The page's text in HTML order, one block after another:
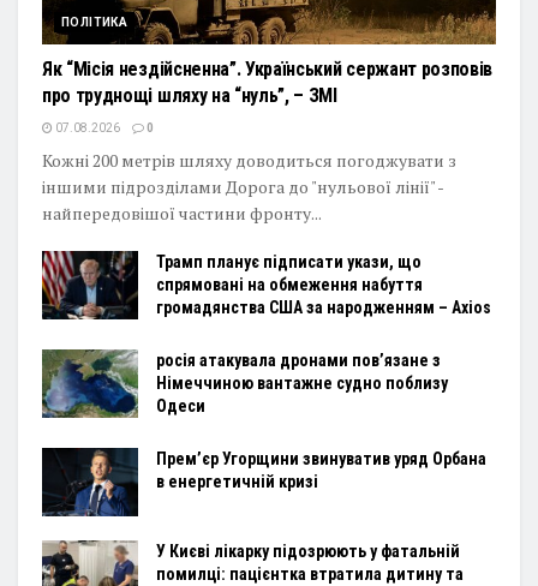
ПОЛІТИКА
Як “Місія нездійсненна”. Український сержант розповів
про труднощі шляху на “нуль”, – ЗМІ
07.08.2026 0
Кожні 200 метрів шляху доводиться погоджувати з
іншими підрозділами Дорога до "нульової лінії" -
найпередовішої частини фронту...
Трамп планує підписати укази, що
спрямовані на обмеження набуття
громадянства США за народженням – Axios
росія атакувала дронами пов’язане з
Німеччиною вантажне судно поблизу
Одеси
Прем’єр Угорщини звинуватив уряд Орбана
в енергетичній кризі
У Києві лікарку підозрюють у фатальній
помилці: пацієнтка втратила дитину та